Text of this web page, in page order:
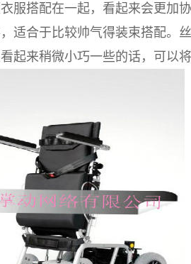
服搭配在一起，看起来会更加
适合于比较帅气得装束搭配。
起来稍微小巧一些的话，可以